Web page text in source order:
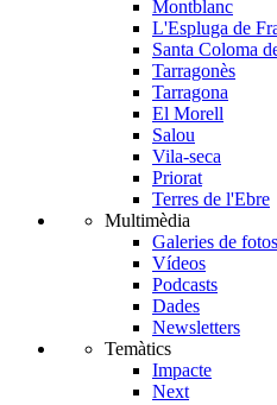
Montblanc
L'Espluga de
Santa Coloma
Tarragonès
Tarragona
El Morell
Salou
Vila-seca
Priorat
Terres de l'Ebre
Multimèdia
Galeries de fotos
Vídeos
Podcasts
Dades
Newsletters
Temàtics
Impacte
Next